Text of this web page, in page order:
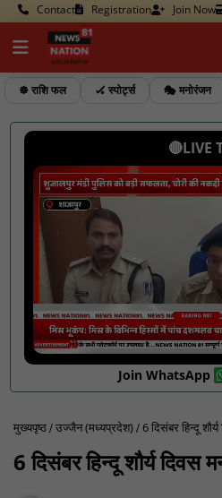
Contact Registration Join Now
☸️ राशि फल 🏑 स्पोर्ट्स 🎭 मनोरंजन
🔴LIVE
Join WhatsApp
मुख्यपृष्ठ उज्जैन (मध्यप्रदेश) 6 दिसंबर हिन्दू
6 दिसंबर हिन्दू शौर्य दिवस